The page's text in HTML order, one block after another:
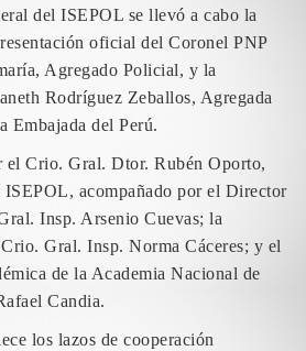
del ISEPOL se llevó a cabo la
oficial del Coronel PNP
Agregado Policial, y la
Rodríguez Zeballos, Agregada
Embajada del Perú.
el Crio. Gral. Dtor. Rubén Oporto,
acompañado por el Director
Insp. Arsenio Cuevas; la
Gral. Insp. Norma Cáceres; y el
de la Academia Nacional de
Candia.
los lazos de cooperación